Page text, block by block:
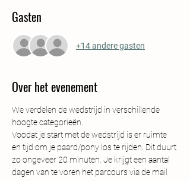
Gasten
+14 andere gasten
Over het evenement
We verdelen de wedstrijd in verschillende
hoogte categorieën.
Voodat je start met de wedstrijd is er ruimte
en tijd om je paard/pony los te rijden. Dit duurt
zo ongeveer 20 minuten. Je krijgt een aantal
dagen van te voren het parcours via de mail